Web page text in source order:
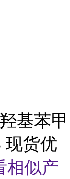
基苯甲
现货优
相似产